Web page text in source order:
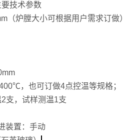
技术参数
（炉膛大小可根据用户需求订做）
，也可订做4点控温等规格；
支，试样测温1支
装置：手动